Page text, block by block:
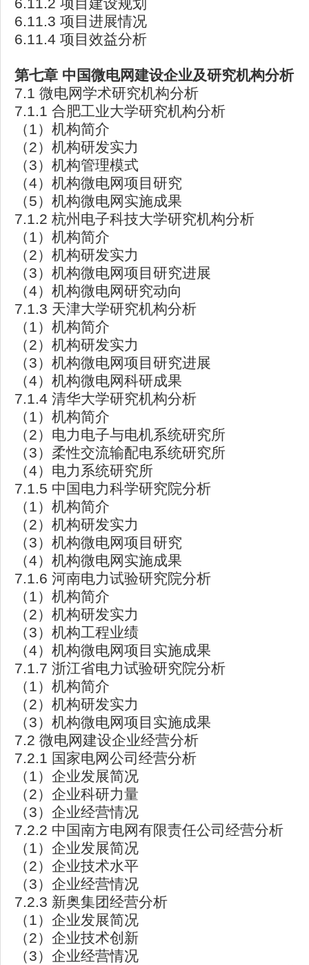
6.11.3 项目进展情况
6.11.4 项目效益分析
第七章 中国微电网建设企业及研究机构分析
7.1 微电网学术研究机构分析
7.1.1 合肥工业大学研究机构分析
（1）机构简介
（2）机构研发实力
（3）机构管理模式
（4）机构微电网项目研究
（5）机构微电网实施成果
7.1.2 杭州电子科技大学研究机构分析
（1）机构简介
（2）机构研发实力
（3）机构微电网项目研究进展
（4）机构微电网研究动向
7.1.3 天津大学研究机构分析
（1）机构简介
（2）机构研发实力
（3）机构微电网项目研究进展
（4）机构微电网科研成果
7.1.4 清华大学研究机构分析
（1）机构简介
（2）电力电子与电机系统研究所
（3）柔性交流输配电系统研究所
（4）电力系统研究所
7.1.5 中国电力科学研究院分析
（1）机构简介
（2）机构研发实力
（3）机构微电网项目研究
（4）机构微电网实施成果
7.1.6 河南电力试验研究院分析
（1）机构简介
（2）机构研发实力
（3）机构工程业绩
（4）机构微电网项目实施成果
7.1.7 浙江省电力试验研究院分析
（1）机构简介
（2）机构研发实力
（3）机构微电网项目实施成果
7.2 微电网建设企业经营分析
7.2.1 国家电网公司经营分析
（1）企业发展简况
（2）企业科研力量
（3）企业经营情况
7.2.2 中国南方电网有限责任公司经营分析
（1）企业发展简况
（2）企业技术水平
（3）企业经营情况
7.2.3 新奥集团经营分析
（1）企业发展简况
（2）企业技术创新
（3）企业经营情况